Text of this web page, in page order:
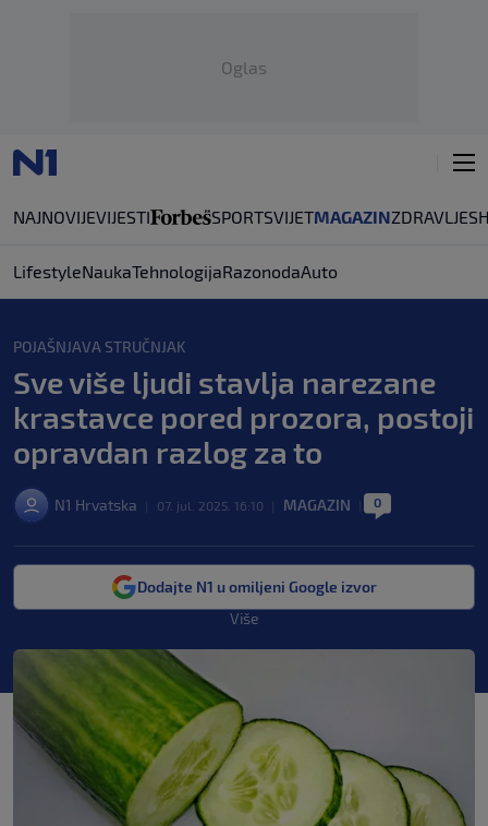
Oglas
NAJNOVIJEVIJESTI SPORTSVIJETMAGAZINZDRAVLJE
LifestyleNaukaTehnologijaRazonodaAuto
POJAŠNJAVA STRUČNJAK
Sve više ljudi stavlja narezane
krastavce pored prozora, postoji
opravdan razlog za to
N1 Hrvatska 07. jul. 2025. 16:10 MAGAZIN 0
Dodajte N1 u omiljeni Google izvor
Više